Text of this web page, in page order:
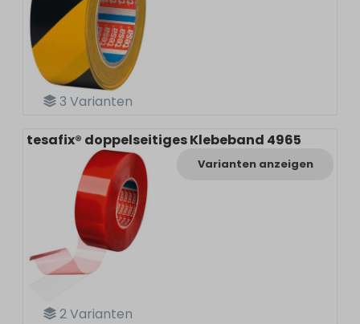
3 Varianten
2Varianten
tesafix® doppelseitiges Klebeband 4965
Varianten anzeigen